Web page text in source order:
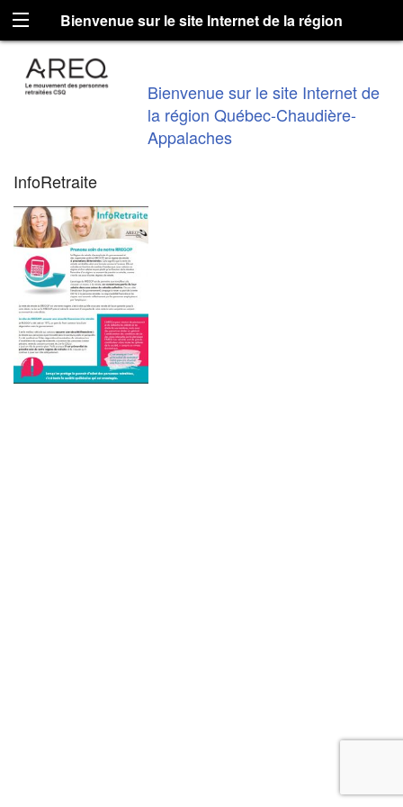
Bienvenue sur le site Internet de la région
Québec-Chaudière-Appalaches
Bienvenue sur le site Internet de
la région Québec-Chaudière-
Appalaches
InfoRetraite